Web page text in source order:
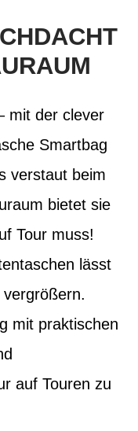
mit der clever
Smartbag
verstaut beim
bietet sie
Tour muss!
lässt
mit praktischen
auf Touren zu